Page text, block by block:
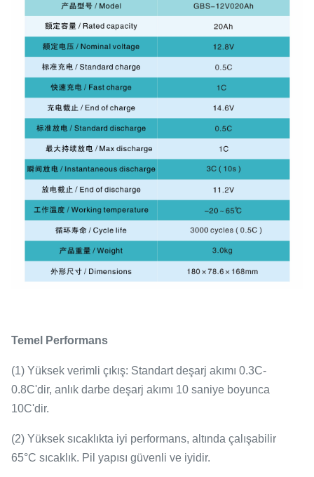
Temel Performans
(1) Yüksek verimli çıkış: Standart deşarj akımı 0.3C-
0.8C'dir, anlık darbe deşarj akımı 10 saniye boyunca
10C'dir.
(2) Yüksek sıcaklıkta iyi performans, altında çalışabilir
65°C sıcaklık. Pil yapısı güvenli ve iyidir.